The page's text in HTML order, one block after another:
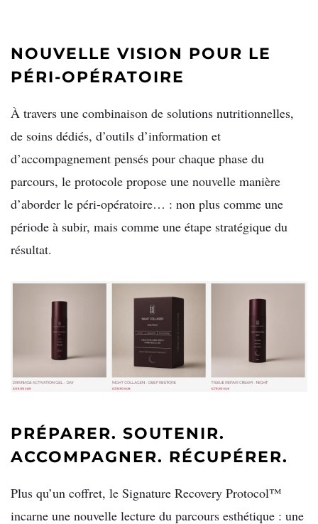
NOUVELLE VISION POUR LE
PÉRI-OPÉRATOIRE
À travers une combinaison de solutions nutritionnelles,
de soins dédiés, d’outils d’information et
d’accompagnement pensés pour chaque phase du
parcours, le protocole propose une nouvelle manière
d’aborder le péri-opératoire… : non plus comme une
période à subir, mais comme une étape stratégique du
résultat.
PRÉPARER. SOUTENIR.
ACCOMPAGNER. RÉCUPÉRER.
Plus qu’un coffret, le Signature Recovery Protocol™
incarne une nouvelle lecture du parcours esthétique : une